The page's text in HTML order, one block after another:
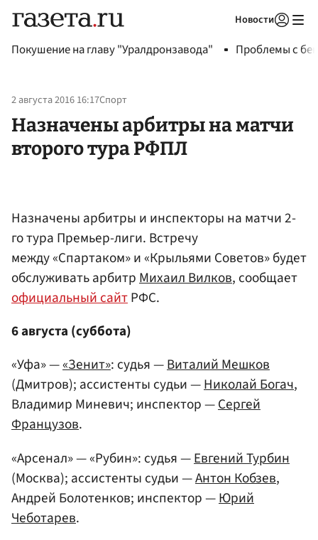
Новости
Покушение на главу "Уралдронзавода" Проблемы с
2 августа 2016 16:17Спорт
Назначены арбитры на матчи
второго тура РФПЛ
Назначены арбитры и инспекторы на матчи 2-
го тура Премьер-лиги. Встречу
между «Спартаком» и «Крыльями Советов» будет
обслуживать арбитрМихаил Вилков, сообщает
официальный сайтРФС.
6 августа (суббота)
«Уфа» —«Зенит»: судья —Виталий Мешков
(Дмитров); ассистенты судьи —Николай Богач,
Владимир Миневич; инспектор —Сергей
Французов.
«Арсенал» — «Рубин»: судья —Евгений Турбин
(Москва); ассистенты судьи —Антон Кобзев,
Андрей Болотенков; инспектор —Юрий
Чеботарев.